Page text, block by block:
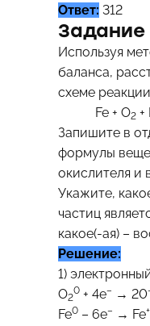
Ответ: 312
Задание
Используя
баланса,
схеме реакции
Fe + О2+
Запишите в
формулы
окислителя и
Укажите,
частиц
какое(-ая) –
Решение:
1)
О2
0+ 4e– → 20
Fe0– 6e– → Fe